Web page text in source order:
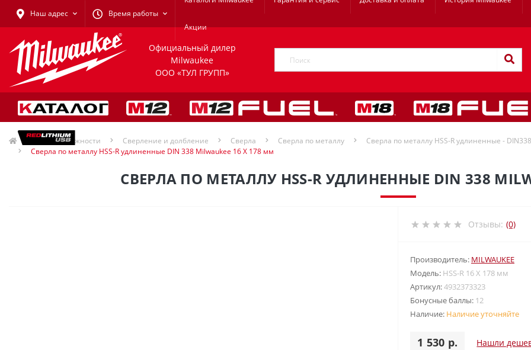
Наш адрес Время работы
Акции
Официальный дилер
Milwaukee
ООО «ТУЛ ГРУПП»
Принадлежности Сверление и долбление Сверла Сверла по металлу
Сверла по металлу HSS-R удлиненные - DIN338
Сверла по металлу HSS-R удлиненные DIN 338 Milwaukee 16 X 178 мм
СВЕРЛА ПО МЕТАЛЛУ HSS-R УДЛИНЕННЫЕ DIN 338
Отзывы: (0)
Производитель: MILWAUKEE
Модель: HSS-R 16 X 178 мм
Артикул:4932373323
Бонусные баллы: 12
Наличие: Наличие уточняйте
1 530 р. Нашли